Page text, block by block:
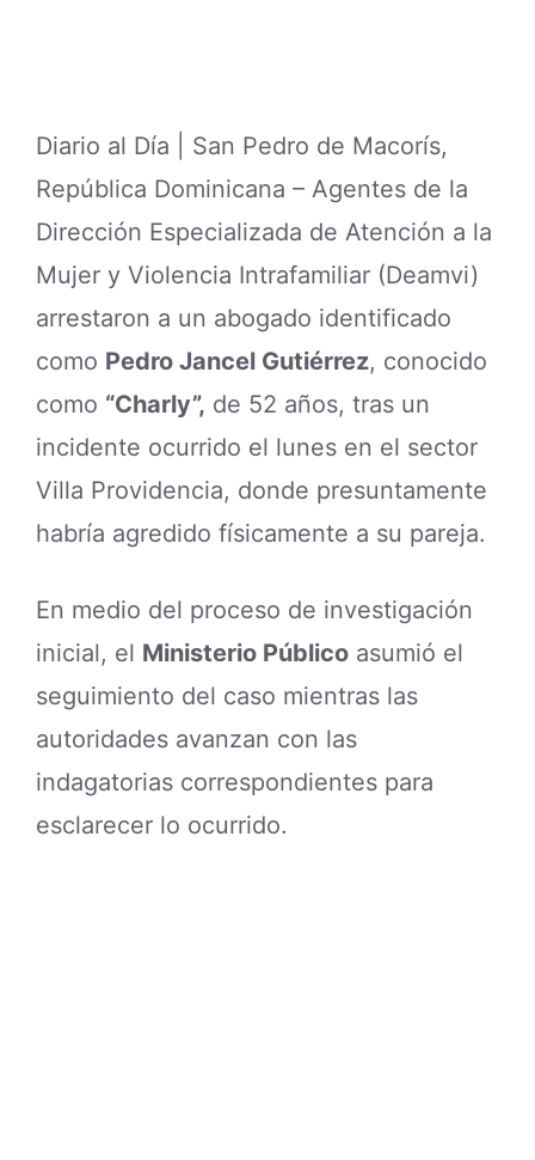
Diario al Día | San Pedro de Macorís,
República Dominicana – Agentes de la
Dirección Especializada de Atención a la
Mujer y Violencia Intrafamiliar (Deamvi)
arrestaron a un abogado identificado
como Pedro Jancel Gutiérrez, conocido
como “Charly”, de 52 años, tras un
incidente ocurrido el lunes en el sector
Villa Providencia, donde presuntamente
habría agredido físicamente a su pareja.
En medio del proceso de investigación
inicial, el Ministerio Público asumió el
seguimiento del caso mientras las
autoridades avanzan con las
indagatorias correspondientes para
esclarecer lo ocurrido.